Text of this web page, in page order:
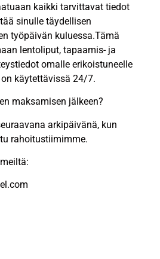
kaikki tarvittavat tiedot
sinulle täydellisen
työpäivän kuluessa.Tämä
lentoliput, tapaamis- ja
omalle erikoistuneelle
käytettävissä 24/7.
maksamisen jälkeen?
arkipäivänä, kun
rahoitustiimimme.